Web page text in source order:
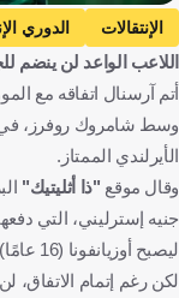
الإنتقالات الدوري
V. Ozhianvuna
اللاعب الواعد لن ينضم
أتم آرسنال اتفاقه مع
وسط شامروك روفرز، في
الأيرلندي الممتاز.
وقال موقع "ذا أثليتيك"
جنيه إسترليني، التي
ليصبح أوزيانفونا (16 عامًا) أغلى موهبة تغادر الدوري الأيرلندي.
لكن رغم إتمام الاتفاق،